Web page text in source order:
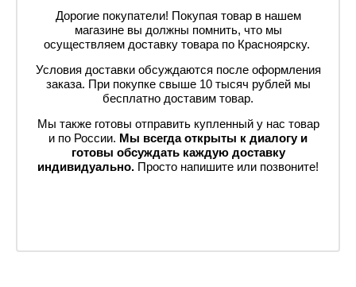
Дорогие покупатели! Покупая товар в нашем
магазине вы должны помнить, что мы
осуществляем доставку товара по Красноярску.
Условия доставки обсуждаются после оформления
заказа. При покупке свыше 10 тысяч рублей мы
бесплатно доставим товар.
Мы также готовы отправить купленный у нас товар
и по России. Мы всегда открыты к диалогу и
готовы обсуждать каждую доставку
индивидуально. Просто напишите или позвоните!